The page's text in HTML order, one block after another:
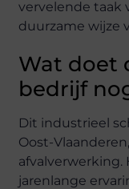
vervelende taak
duurzame wijze
Wat doet
bedrijf
Dit industrieel
Oost-
jarenlange